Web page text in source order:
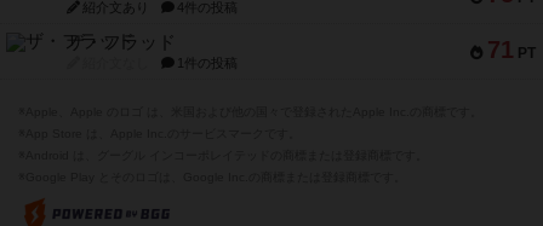
紹介文あり 4件の投稿
71 PT
ザ・フラッド
1件の投稿